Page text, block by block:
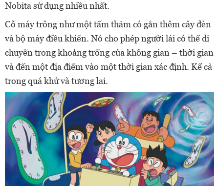
Nobita sử dụng nhiều nhất.
Cỗ máy trông như một tấm thảm có gắn thêm cây đèn
và bộ máy điều khiển. Nó cho phép người lái có thể di
chuyển trong khoảng trống của không gian – thời gian
và đến một địa điểm vào một thời gian xác định. Kể cả
trong quá khứ và tương lai.